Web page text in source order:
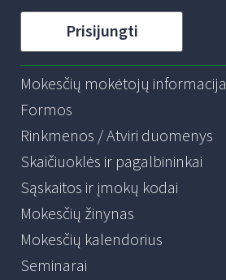
Prisijungti
Mokesčių mokėtojų informacija
Formos
Rinkmenos / Atviri duomenys
Skaičiuoklės ir pagalbininkai
Sąskaitos ir įmokų kodai
Mokesčių žinynas
Mokesčių kalendorius
Seminarai